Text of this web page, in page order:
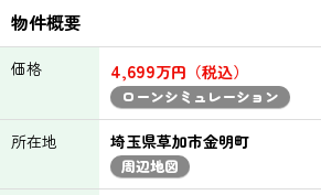
物件概要
価格 4,699万円（税込）
ローンシミュレーション
所在地 埼玉県草加市金明町
周辺地図